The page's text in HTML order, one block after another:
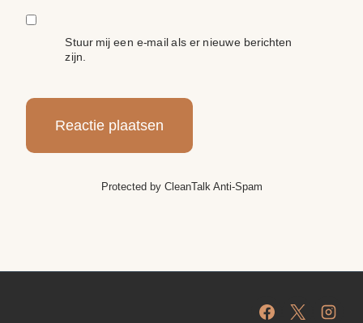
Stuur mij een e-mail als er nieuwe berichten
zijn.
Protected by CleanTalk Anti-Spam